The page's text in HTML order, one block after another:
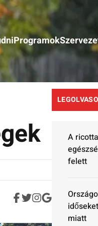
Programok
A
felett
miatt